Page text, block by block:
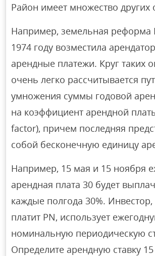
Район имеет множество других
Например, земельная
1974 году возместила
арендные платежи. Круг таких
очень легко рассчитывается
умножения суммы годовой
на коэффициент арендной
factor), причем последняя
собой бесконечную единицу
Например, 15 мая и 15 ноября
арендная плата 30 будет
каждые полгода 30%.
платит PN, использует
номинальную периодическую
Определите арендную ставку